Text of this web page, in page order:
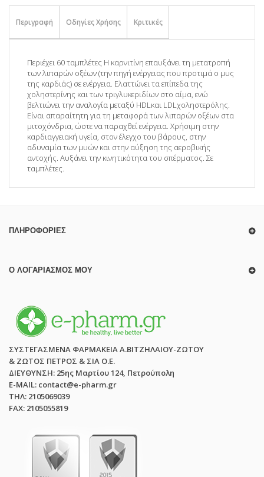
Περιγραφή Οδηγίες Χρήσης Κριτικές
Περιέχει 60 ταμπλέτες Η καρνιτίνη επαυξάνει τη μετατροπή
των λιπαρών οξέων (την πηγή ενέργειας που προτιμά ο μυς
της καρδιάς) σε ενέργεια. Ελαττώνει τα επίπεδα της
χοληστερίνης και των τριγλυκεριδίων στο αίμα, ενώ
βελτιώνει την αναλογία μεταξύ HDLκαι LDLχοληστερόλης.
Είναι απαραίτητη για τη μεταφορά των λιπαρών οξέων στα
μιτοχόνδρια, ώστε να παραχθεί ενέργεια. Χρήσιμη στην
καρδιαγγειακή υγεία, στον έλεγχο του βάρους, στην
αδυναμία των μυών και στην αύξηση της αεροβικής
αντοχής. Αυξάνει την κινητικότητα του σπέρματος. Σε
ταμπλέτες.
ΠΛΗΡΟΦΟΡΊΕΣ
Ο ΛΟΓΑΡΙΑΣΜΌΣ ΜΟΥ
ΣΥΣΤΕΓΑΣΜΕΝΑ ΦΑΡΜΑΚΕΙΑ Α.ΒΙΤΖΗΛΑΙΟΥ-ΖΩΤΟΥ
& ΖΩΤΟΣ ΠΕΤΡΟΣ & ΣΙΑ Ο.Ε.
ΔΙΕΥΘΥΝΣΗ: 25ης Μαρτίου 124, Πετρούπολη
E-MAIL: contact@e-pharm.gr
ΤΗΛ: 2105069039
FAX: 2105055819